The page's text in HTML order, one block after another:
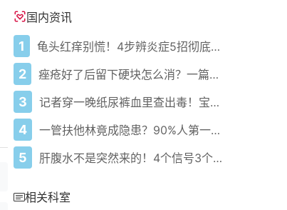
国内资讯
1 龟头红痒别慌！4步辨炎症5招彻底防复发
2 痤疮好了后留下硬块怎么消？一篇给你讲明白！
3 记者穿一晚纸尿裤血里查出毒！宝宝血液浓度竟是成人的5倍？
4 一管扶他林竟成隐患？90%人第一步就错了！
5 肝腹水不是突然来的！4个信号3个管理要点别等肚子鼓起来
相关科室